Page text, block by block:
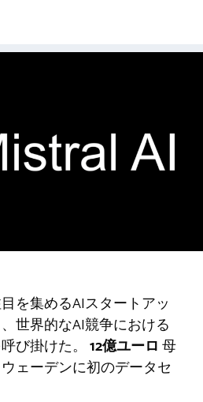
を集めるAIスタートアッ
世界的なAI競争における
び掛けた。 12億ユーロ 母
ェーデンに初のデータセ